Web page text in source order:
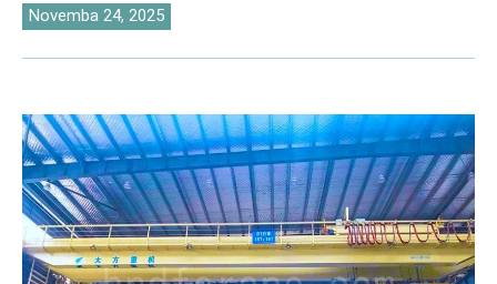
Novemba 24, 2025
Pilipino
اردو
Čeština
Беларуская мова
Dansk
Norsk
O‘zbekcha